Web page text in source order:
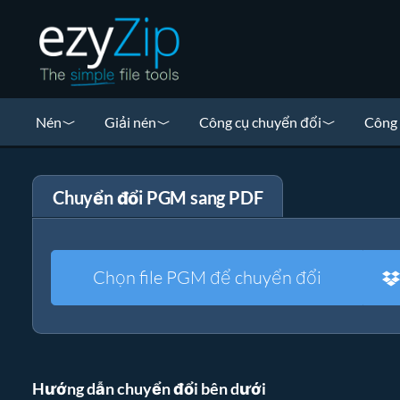
Nén Giải nén Công cụ chuyển đổi Công
Chuyển đổi PGM sang PDF
Chọn file PGM để chuyển đổi
Hướng dẫn chuyển đổi bên dưới